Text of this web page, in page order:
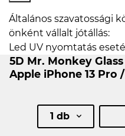
Általános szavatossági
önként vállalt jótállás:
Led UV nyomtatás
5D Mr. Monkey
Apple iPhone 13 Pro
1 db